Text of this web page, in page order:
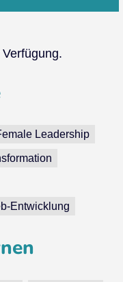
Leadership
Entwicklung